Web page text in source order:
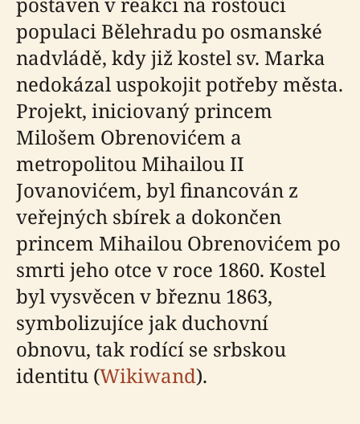
populaci Bělehradu po osmanské
nadvládě, kdy již kostel sv. Marka
nedokázal uspokojit potřeby města.
Projekt, iniciovaný princem
Milošem Obrenovićem a
metropolitou Mihailou II
Jovanovićem, byl financován z
veřejných sbírek a dokončen
princem Mihailou Obrenovićem po
smrti jeho otce v roce 1860. Kostel
byl vysvěcen v březnu 1863,
symbolizujíce jak duchovní
obnovu, tak rodící se srbskou
identitu (Wikiwand).